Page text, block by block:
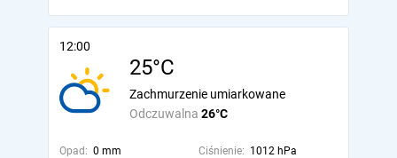
12:00
25°C
Odczuwalna 26°C
Zachmurzenie umiarkowane
Opad: 0 mm Ciśnienie: 1012 hPa